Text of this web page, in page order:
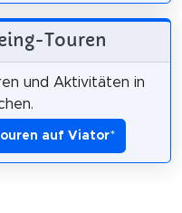
Touren
und Aktivitäten in
auf Viator*